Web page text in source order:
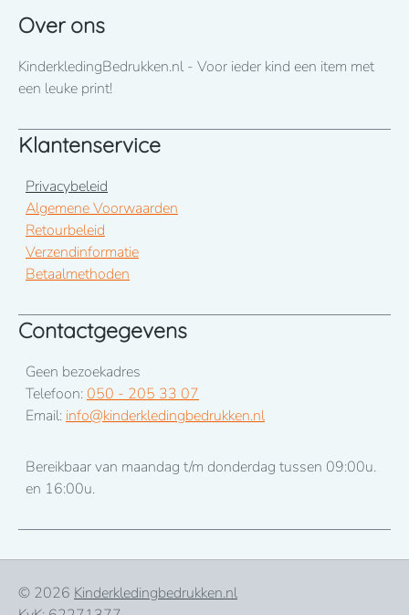
Over ons
KinderkledingBedrukken.nl - Voor ieder kind een item met
een leuke print!
Klantenservice
Privacybeleid
Algemene Voorwaarden
Retourbeleid
Verzendinformatie
Betaalmethoden
Contactgegevens
Geen bezoekadres
Telefoon: 050 - 205 33 07
Email: info@kinderkledingbedrukken.nl
Bereikbaar van maandag t/m donderdag tussen 09:00u.
en 16:00u.
© 2026 Kinderkledingbedrukken.nl